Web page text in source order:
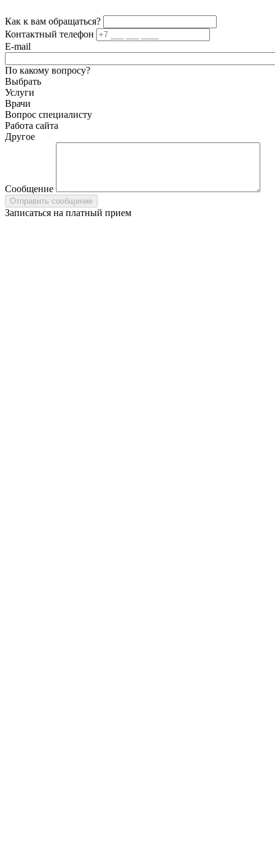
Как к вам обращаться?
Контактный телефон
E-mail
По какому вопросу?
Выбрать
Услуги
Врачи
Вопрос специалисту
Работа сайта
Другое
Сообщение
Записаться на платный прием